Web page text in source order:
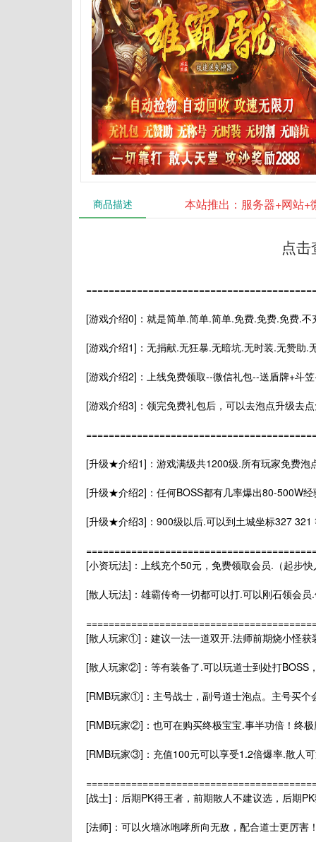
商品描述 本站推出：服务器+网站
点
[游戏介绍0]：就是简单.简单.简单.免费.免费.免费.
[游戏介绍1]：无捐献.无狂暴.无暗坑.无时装.无赞助.
[游戏介绍2]：上线免费领取--微信礼包--送盾牌+斗
[游戏介绍3]：领完免费礼包后，可以去泡点升级去
[升级★介绍1]：游戏满级共1200级.所有玩家免费泡
[升级★介绍2]：任何BOSS都有几率爆出80-500W
[升级★介绍3]：900级以后.可以到土城坐标327 321
[小资玩法]：上线充个50元，免费领取会员.（起步
[散人玩法]：雄霸传奇一切都可以打.可以刚石领会
[散人玩家①]：建议一法一道双开.法师前期烧小怪
[散人玩家②]：等有装备了.可以玩道士到处打BOSS
[RMB玩家①]：主号战士，副号道士泡点。主号买个
[RMB玩家②]：也可在购买终极宝宝.事半功倍！终
[RMB玩家③]：充值100元可以享受1.2倍爆率.散人
[战士]：后期PK得王者，前期散人不建议选，后期
[法师]：可以火墙冰咆哮所向无敌，配合道士更厉害